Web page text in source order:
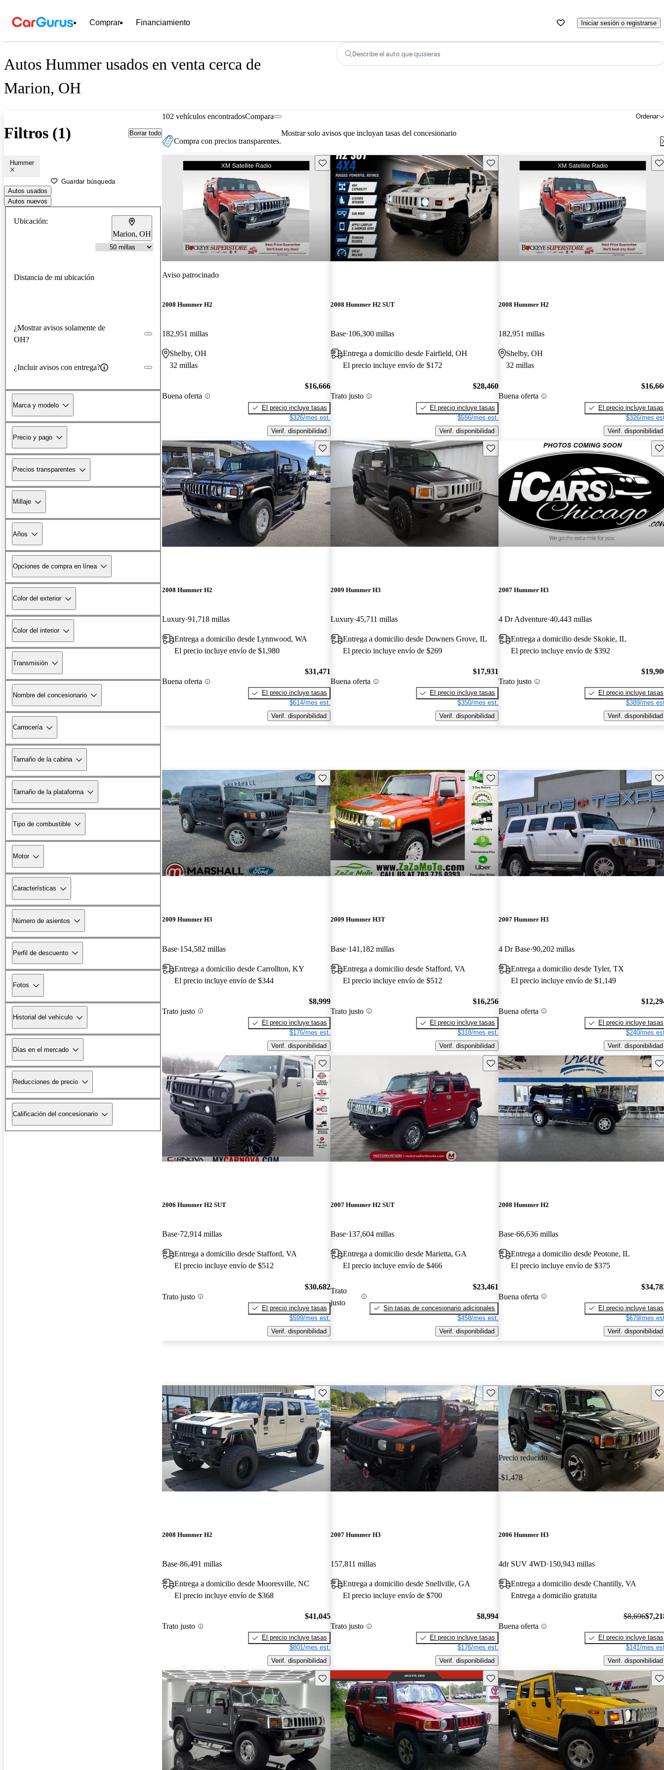
Comprar Financiamiento Iniciar sesión o registrarse
Autos Hummer usados en venta cerca de
Marion, OH
Describe el auto que quisieras
Filtros (1) Borrar todo
Hummer
Guardar búsqueda
Autos usados
Autos nuevos
Ubicación:
Marion, OH
Distancia de mi ubicación
¿Mostrar avisos solamente de
OH?
¿Incluir avisos con entrega?
Marca y modelo
Precio y pago
Precios transparentes
Millaje
Años
Opciones de compra en línea
Color del exterior
Color del interior
Transmisión
Nombre del concesionario
Carrocería
Tamaño de la cabina
Tamaño de la plataforma
Tipo de combustible
Motor
Características
Número de asientos
Perfil de descuento
Fotos
Historial del vehículo
Días en el mercado
Reducciones de precio
Calificación del concesionario
102 vehículos encontrados Ordenar
Compara
Compra con precios transparentes.
Mostrar solo avisos que incluyan tasas del concesionario
Guarda este Aviso
Aviso patrocinado
2008 Hummer H2
182,951 millas
Shelby, OH
32 millas
Buena oferta
$16,666
El precio incluye tasas
$326/mes est.
Verif. disponibilidad
Guarda este Aviso
2008 Hummer H2 SUT
Base 106,300 millas
Entrega a domicilio desde Fairfield, OH
El precio incluye envío de $172
Trato justo
$28,460
El precio incluye tasas
$556/mes est.
Verif. disponibilidad
2008 Hummer H2
182,951 millas
Shelby, OH
32 millas
Buena oferta
El precio incluye tasas
$326/mes
Verif. disponibilidad
Guarda este Aviso
2008 Hummer H2
Luxury 91,718 millas
Entrega a domicilio desde Lynnwood, WA
El precio incluye envío de $1,980
Buena oferta
$31,471
El precio incluye tasas
$614/mes est.
Verif. disponibilidad
Guarda este Aviso
2009 Hummer H3
Luxury 45,711 millas
Entrega a domicilio desde Downers Grove, IL
El precio incluye envío de $269
Buena oferta
$17,931
El precio incluye tasas
$350/mes est.
Verif. disponibilidad
2007 Hummer H3
4 Dr Adventure 40,443 millas
Entrega a domicilio desde Skokie, IL
El precio incluye envío de $392
Trato justo
El precio incluye tasas
$389/mes
Verif. disponibilidad
Guarda este Aviso
2009 Hummer H3
Base 154,582 millas
Entrega a domicilio desde Carrollton, KY
El precio incluye envío de $344
Trato justo
$8,999
El precio incluye tasas
$176/mes est.
Verif. disponibilidad
Guarda este Aviso
2009 Hummer H3T
Base 141,182 millas
Entrega a domicilio desde Stafford, VA
El precio incluye envío de $512
Trato justo
$16,256
El precio incluye tasas
$318/mes est.
Verif. disponibilidad
2007 Hummer H3
4 Dr Base 90,202 millas
Entrega a domicilio desde Tyler, TX
El precio incluye envío de $1,149
Buena oferta
El precio incluye tasas
$240/mes
Verif. disponibilidad
Guarda este Aviso
2006 Hummer H2 SUT
Base 72,914 millas
Entrega a domicilio desde Stafford, VA
El precio incluye envío de $512
Trato justo
$30,682
El precio incluye tasas
$599/mes est.
Verif. disponibilidad
Guarda este Aviso
2007 Hummer H2 SUT
Base 137,604 millas
Entrega a domicilio desde Marietta, GA
El precio incluye envío de $466
Trato
justo
$23,461
Sin tasas de concesionario adicionales
$458/mes est.
Verif. disponibilidad
2008 Hummer H2
Base 66,636 millas
Entrega a domicilio desde Peotone, IL
El precio incluye envío de $375
Buena oferta
El precio incluye tasas
$679/mes
Verif. disponibilidad
Guarda este Aviso
2008 Hummer H2
Base 86,491 millas
Entrega a domicilio desde Mooresville, NC
El precio incluye envío de $368
Trato justo
$41,045
El precio incluye tasas
$801/mes est.
Verif. disponibilidad
Guarda este Aviso
2007 Hummer H3
157,811 millas
Entrega a domicilio desde Snellville, GA
El precio incluye envío de $700
Trato justo
$8,994
El precio incluye tasas
$176/mes est.
Verif. disponibilidad
Precio reducido
-$1,478
2006 Hummer H3
4dr SUV 4WD 150,943 millas
Entrega a domicilio desde Chantilly, VA
Entrega a domicilio gratuita
Buena oferta
$8,696
El precio incluye tasas
$141/mes
Verif. disponibilidad
Guarda este Aviso Guarda este Aviso